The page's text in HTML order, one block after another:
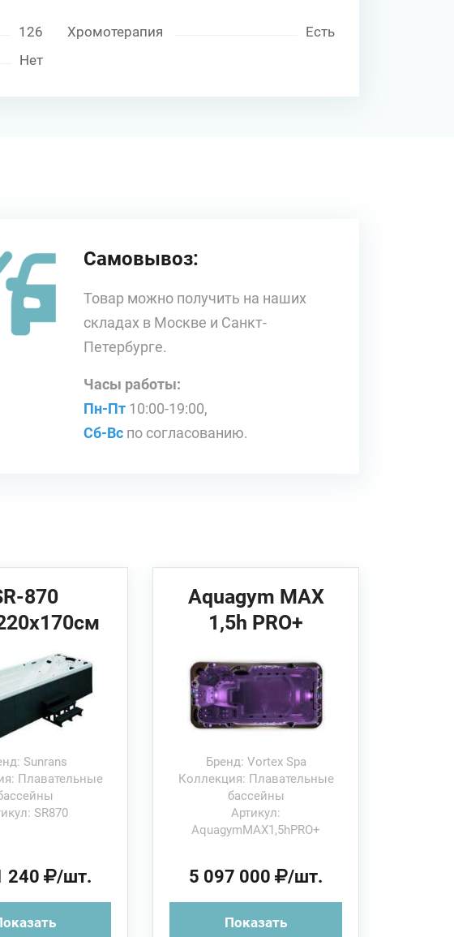
126
Нет
Хромотерапия Есть
Самовывоз:
Товар можно получить на наших
складах в Москве и Санкт-
Петербурге.
Часы работы:
Пн-Пт 10:00-19:00,
Сб-Вс по согласованию.
870
Sunrans
Sunrans
Плавательные
SR870
240 /шт.
Aquagym MAX
1,5h PRO+
Vortex Spas
Плавательный
бассейн Система
PRO+
Бренд: Vortex Spa
Коллекция: Плавательные
бассейны
Артикул:
AquagymMAX1,5hPRO+
5 097 000 /шт.
Показать